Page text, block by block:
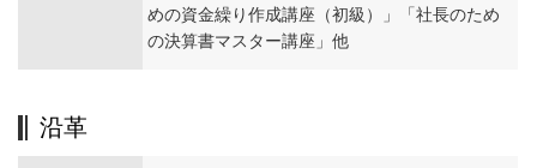
めの資金繰り作成講座（初級）」
「社長のため
の決算書マスター講座」他
沿革